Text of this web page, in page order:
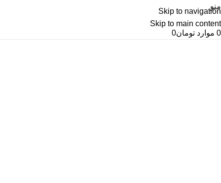
Skip to navigation
Skip to main content
منو
0 موارد تومان0